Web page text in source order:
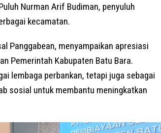
Nurman Arif Budiman, penyuluh
kecamatan.
Panggabean, menyampaikan apresiasi
Pemerintah Kabupaten Batu Bara.
lembaga perbankan, tetapi juga sebagai
sosial untuk membantu meningkatkan